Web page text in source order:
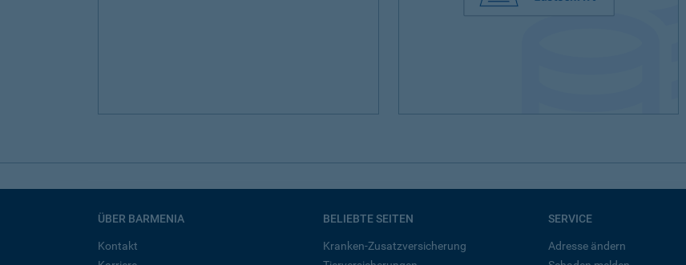
ÜBER BARMENIA
Kontakt
BELIEBTE SEITEN
Kranken-Zusatzversicherung
SERVICE
Adresse ändern